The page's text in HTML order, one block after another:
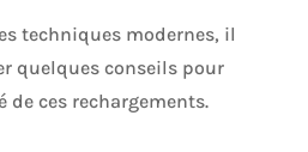
techniques modernes, il
quelques conseils pour
de ces rechargements.